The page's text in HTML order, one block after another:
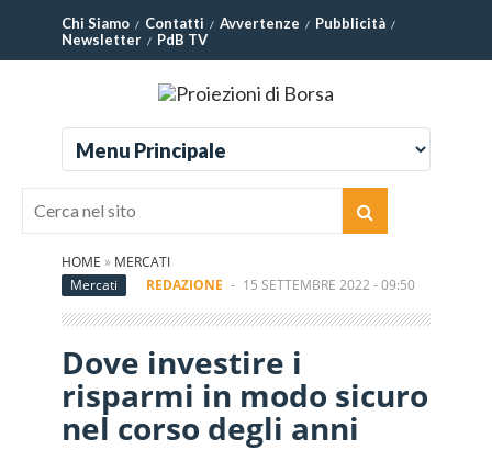
Chi Siamo Contatti Avvertenze
Pubblicità
Newsletter
PdB TV
HOME » MERCATI
Mercati
REDAZIONE - 15 SETTEMBRE 2022 - 09:50
Dove investire i
risparmi in modo sicuro
nel corso degli anni